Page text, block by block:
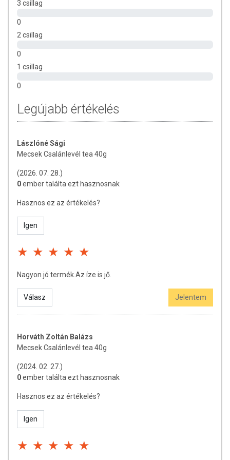
van. Fokozza a szervezet ellenálló képességét. Allergiás
betegségeknél is hatásos.
Elkészítési javaslat
2 evőkanál (4 g) vágott csalánlevelet 150 ml forrásban lévő
Naponta 2-3 csészével fogyasztható. Mellékhatás: egyéni
érzékenység esetén enyhe gyomor- és bélpanasz. Napi
Összetevők:Csalánlevél (Urticae folium)
3 csillag
0
2 csillag
0
1 csillag
0
Legújabb értékelés
Lászlóné Sági
Mecsek Csalánlevél tea 40g
(2026. 07. 28.)
0ember találta ezt hasznosnak
Hasznos ez az értékelés?
Igen
Nagyon jó termék.Az íze is jő.
Válasz Jelentem
Horváth Zoltán Balázs
Mecsek Csalánlevél tea 40g
(2024. 02. 27.)
0ember találta ezt hasznosnak
Hasznos ez az értékelés?
Igen